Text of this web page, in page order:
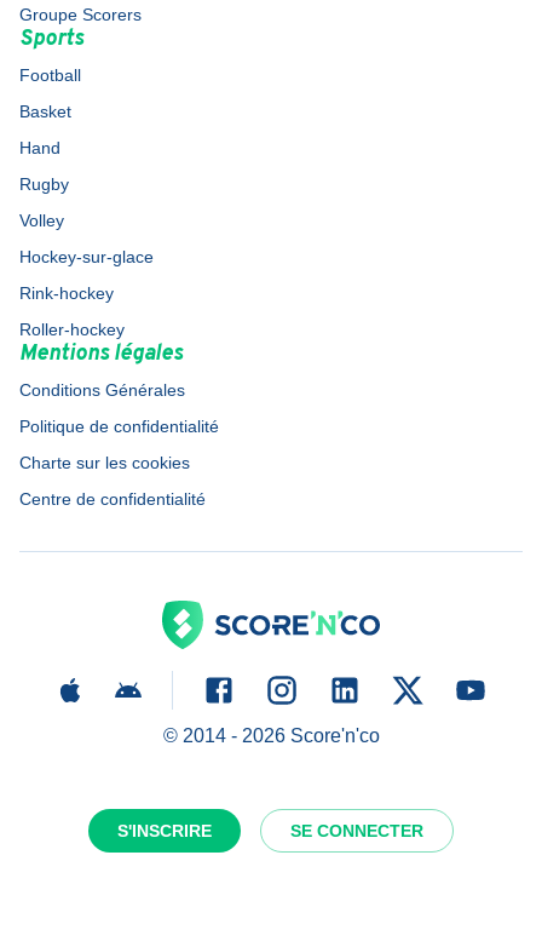
S'INSCRIRE SE CONNECTER
Groupe Scorers
Sports
Football
Basket
Hand
Rugby
Volley
Hockey-sur-glace
Rink-hockey
Roller-hockey
Mentions légales
Conditions Générales
Politique de confidentialité
Charte sur les cookies
Centre de confidentialité
© 2014 - 2026Score'n'co